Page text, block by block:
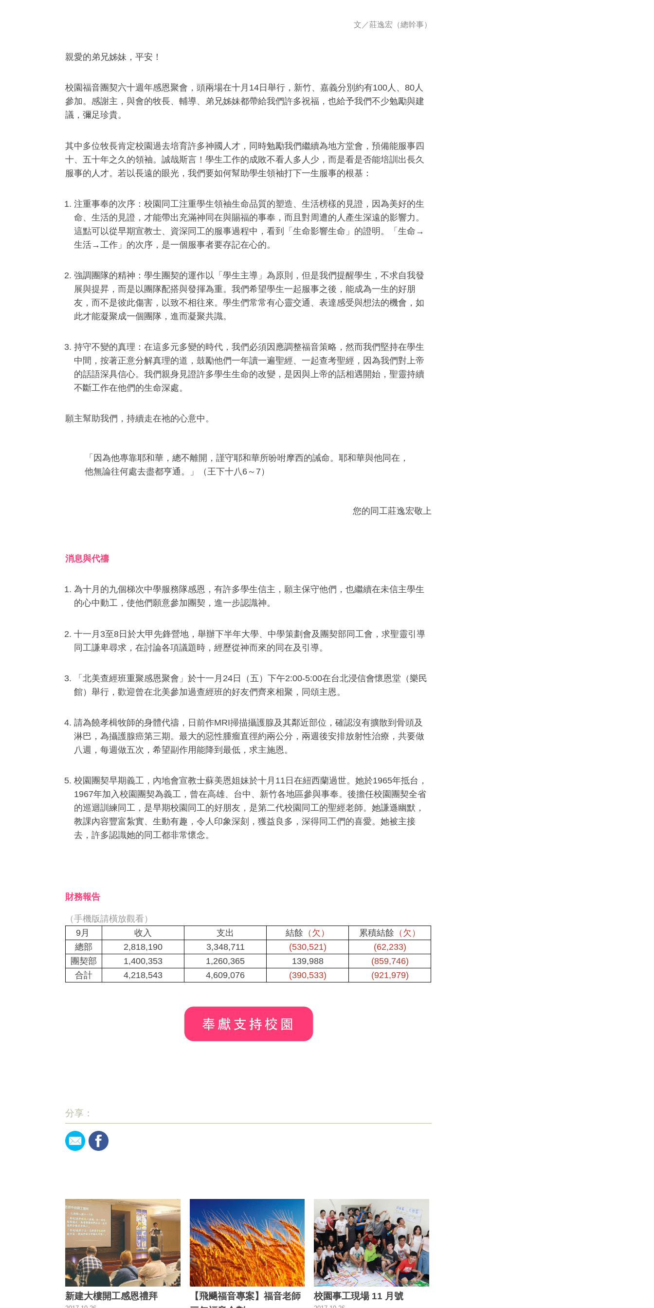
文／莊逸宏（總幹事）
親愛的弟兄姊妹，平安！
校園福音團契六十週年感恩聚會，頭兩場在十月14日舉行，新竹、嘉義分別約有100人、80人
參加。感謝主，與會的牧長、輔導、弟兄姊妹都帶給我們許多祝福，也給予我們不少勉勵與建
議，彌足珍貴。
其中多位牧長肯定校園過去培育許多神國人才，同時勉勵我們繼續為地方堂會，預備能服事四
十、五十年之久的領袖。誠哉斯言！學生工作的成敗不看人多人少，而是看是否能培訓出長久
服事的人才。若以長遠的眼光，我們要如何幫助學生領袖打下一生服事的根基：
注重事奉的次序：校園同工注重學生領袖生命品質的塑造、生活榜樣的見證，因為美好的生
命、生活的見證，才能帶出充滿神同在與賜福的事奉，而且對周遭的人產生深遠的影響力。
這點可以從早期宣教士、資深同工的服事過程中，看到「生命影響生命」的證明。「生命→
生活→工作」的次序，是一個服事者要存記在心的。
強調團隊的精神：學生團契的運作以「學生主導」為原則，但是我們提醒學生，不求自我發
展與提昇，而是以團隊配搭與發揮為重。我們希望學生一起服事之後，能成為一生的好朋
友，而不是彼此傷害，以致不相往來。學生們常常有心靈交通、表達感受與想法的機會，如
此才能凝聚成一個團隊，進而凝聚共識。
持守不變的真理：在這多元多變的時代，我們必須因應調整福音策略，然而我們堅持在學生
中間，按著正意分解真理的道，鼓勵他們一年讀一遍聖經、一起查考聖經，因為我們對上帝
的話語深具信心。我們親身見證許多學生生命的改變，是因與上帝的話相遇開始，聖靈持續
不斷工作在他們的生命深處。
願主幫助我們，持續走在祂的心意中。
「因為他專靠耶和華，總不離開，謹守耶和華所吩咐摩西的誡命。耶和華與他同在，
他無論往何處去盡都亨通。」（王下十八6～7）
您的同工莊逸宏敬上
消息與代禱
為十月的九個梯次中學服務隊感恩，有許多學生信主，願主保守他們，也繼續在未信主學生
的心中動工，使他們願意參加團契，進一步認識神。
十一月3至8日於大甲先鋒營地，舉辦下半年大學、中學策劃會及團契部同工會，求聖靈引導
同工謙卑尋求，在討論各項議題時，經歷從神而來的同在及引導。
「北美查經班重聚感恩聚會」於十一月24日（五）下午2:00-5:00在台北浸信會懷恩堂（樂民
館）舉行，歡迎曾在北美參加過查經班的好友們齊來相聚，同頌主恩。
請為饒孝楫牧師的身體代禱，日前作MRI掃描攝護腺及其鄰近部位，確認沒有擴散到骨頭及
淋巴，為攝護腺癌第三期。最大的惡性腫瘤直徑約兩公分，兩週後安排放射性治療，共要做
八週，每週做五次，希望副作用能降到最低，求主施恩。
校園團契早期義工，內地會宣教士蘇美恩姐妹於十月11日在紐西蘭過世。她於1965年抵台，
1967年加入校園團契為義工，曾在高雄、台中、新竹各地區參與事奉。後擔任校園團契全省
的巡迴訓練同工，是早期校園同工的好朋友，是第二代校園同工的聖經老師。她謙遜幽默，
教課內容豐富紮實、生動有趣，令人印象深刻，獲益良多，深得同工們的喜愛。她被主接
去，許多認識她的同工都非常懷念。
財務報告
（手機版請橫放觀看）
9月
收入 支出 結餘 （欠） 累積結餘 （欠）
總部
2,818,190 3,348,711 (530,521)
(62,233)
團契部
1,400,353 1,260,365 139,988
(859,746)
合計
4,218,543 4,609,076 (390,533) (921,979)
分享：
新建大樓開工感恩禮拜
【飛颺福音專案】福音老師
校園事工現場 11 月號